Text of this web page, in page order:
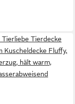
Tierliebe Tierdecke
Kuscheldecke Fluffy,
hält warm,